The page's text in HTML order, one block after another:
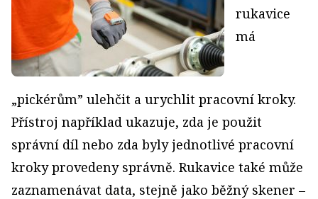
rukavice
má
„pickérům” ulehčit a urychlit pracovní kroky.
Přístroj například ukazuje, zda je použit
správní díl nebo zda byly jednotlivé pracovní
kroky provedeny správně. Rukavice také může
zaznamenávat data, stejně jako běžný skener –